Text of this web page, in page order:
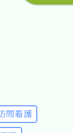
月に一度のお食事
問看護